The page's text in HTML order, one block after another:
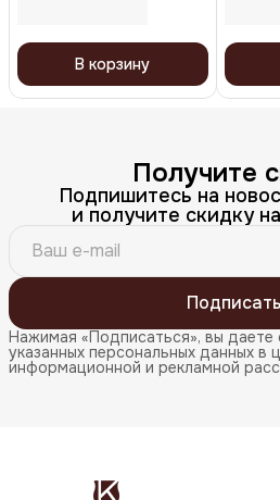
В корзину
Получите
Подпишитесь на
и получите скидку
Нажимая «Подписаться», вы даете
указанных персональных данных в
информационной и рекламной